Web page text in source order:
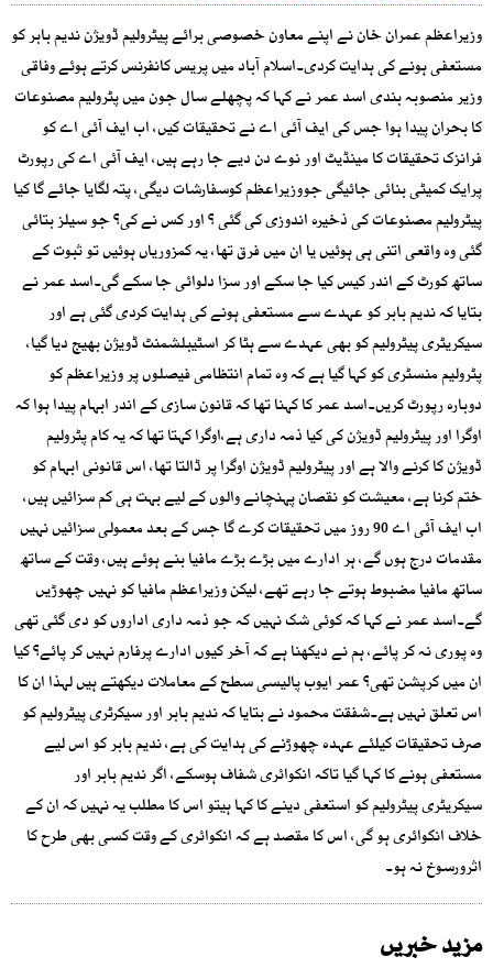
وزیراعظم عمران خان نے اپنے معاون خصوصی برائے پیٹرولیم ڈویژن ندیم بابر کو
مستعفی ہونے کی ہدایت کردی۔اسلام آباد میں پریس کانفرنس کرتے ہوئے وفاقی
وزیر منصوبہ بندی اسد عمر نے کہا کہ پچھلے سال جون میں پٹرولیم مصنوعات
کا بحران پیدا ہوا جس کی ایف آئی اے نے تحقیقات کیں، اب ایف آئی اے کو
فرانزک تحقیقات کا مینڈیٹ اور نوے دن دیے جا رہے ہیں، ایف آئی اے کی رپورٹ
پرایک کمیٹی بنائی جائیگی جووزیراعظم کوسفارشات دیگی، پتہ لگایا جائے گا کیا
پیٹرولیم مصنوعات کی ذخیرہ اندوزی کی گئی ؟ اور کس نے کی؟ جو سیلز بتائی
گئی وہ واقعی اتنی ہی ہوئیں یا ان میں فرق تھا، یہ کمزوریاں ہوئیں تو ثبوت کے
ساتھ کورٹ کے اندر کیس کیا جا سکے اور سزا دلوائی جا سکے گی۔اسد عمر نے
بتایا کہ ندیم بابر کو عہدے سے مستعفی ہونے کی ہدایت کردی گئی ہے اور
سیکریٹری پیٹرولیم کو بھی عہدے سے ہٹا کر اسٹیبلشمنٹ ڈویژن بھیج دیا گیا،
پٹرولیم منسٹری کو کہا گیا ہے کہ وہ تمام انتظامی فیصلوں پر وزیراعظم کو
دوبارہ رپورٹ کریں۔اسد عمر کا کہنا تھا کہ قانون سازی کے اندر ابہام پیدا ہوا کہ
اوگرا اور پیٹرولیم ڈویژن کی کیا ذمہ داری ہے،اوگرا کہتا تھا کہ یہ کام پٹرولیم
ڈویژن کا کرنے والا ہے اور پیٹرولیم ڈویژن اوگرا پر ڈالتا تھا، اس قانونی ابہام کو
ختم کرنا ہے، معیشت کو نقصان پہنچانے والوں کے لیے بہت ہی کم سزائیں ہیں،
اب ایف آئی اے 90 روز میں تحقیقات کرے گا جس کے بعد معمولی سزائیں نہیں
مقدمات درج ہوں گے، ہر ادارے میں بڑے بڑے مافیا بنے ہوئے ہیں، وقت کے ساتھ
ساتھ مافیا مضبوط ہوتے جا رہے تھے، لیکن وزیراعظم مافیا کو نہیں چھوڑیں
گے۔اسد عمر نے کہا کہ کوئی شک نہیں کہ جو ذمہ داری اداروں کو دی گئی تھی
وہ پوری نہ کر پائے، ہم نے دیکھنا ہے کہ آخر کیوں ادارے پرفارم نہیں کر پائے؟ کیا
ان میں کرپشن تھی؟ عمر ایوب پالیسی سطح کے معاملات دیکھتے ہیں لہذا ان کا
اس تعلق نہیں ہے۔شفقت محمود نے بتایا کہ ندیم بابر اور سیکرٹری پیٹرولیم کو
صرف تحقیقات کیلئے عہدہ چھوڑنے کی ہدایت کی ہے، ندیم بابر کو اس لیے
مستعفی ہونے کا کہا گیا تاکہ انکوائری شفاف ہوسکے، اگر ندیم بابر اور
سیکریٹری پیٹرولیم کو استعفی دینے کا کہا ہیتو اس کا مطلب یہ نہیں کہ ان کے
خلاف انکوائری ہو گی، اس کا مقصد ہے کہ انکوائری کے وقت کسی بھی طرح کا
اثرورسوخ نہ ہو۔
مزید خبریں